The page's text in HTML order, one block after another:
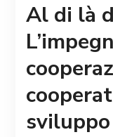
Al di là